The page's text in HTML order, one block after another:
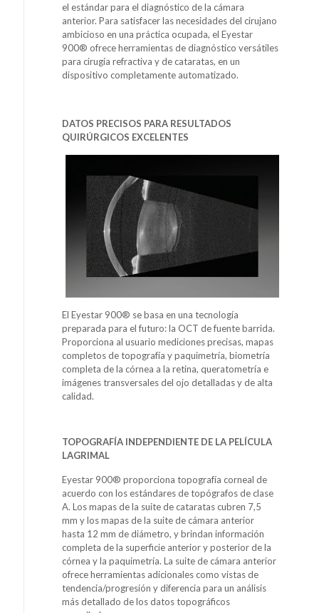
el estándar para el diagnóstico de la cámara
anterior. Para satisfacer las necesidades del cirujano
ambicioso en una práctica ocupada, el Eyestar
900® ofrece herramientas de diagnóstico versátiles
para cirugía refractiva y de cataratas, en un
dispositivo completamente automatizado.
DATOS PRECISOS PARA RESULTADOS
QUIRÚRGICOS EXCELENTES
El Eyestar 900® se basa en una tecnología
preparada para el futuro: la OCT de fuente barrida.
Proporciona al usuario mediciones precisas, mapas
completos de topografía y paquimetría, biometría
completa de la córnea a la retina, queratometría e
imágenes transversales del ojo detalladas y de alta
calidad.
TOPOGRAFÍA INDEPENDIENTE DE LA PELÍCULA
LAGRIMAL
Eyestar 900® proporciona topografía corneal de
acuerdo con los estándares de topógrafos de clase
A. Los mapas de la suite de cataratas cubren 7,5
mm y los mapas de la suite de cámara anterior
hasta 12 mm de diámetro, y brindan información
completa de la superficie anterior y posterior de la
córnea y la paquimetría. La suite de cámara anterior
ofrece herramientas adicionales como vistas de
tendencia/progresión y diferencia para un análisis
más detallado de los datos topográficos